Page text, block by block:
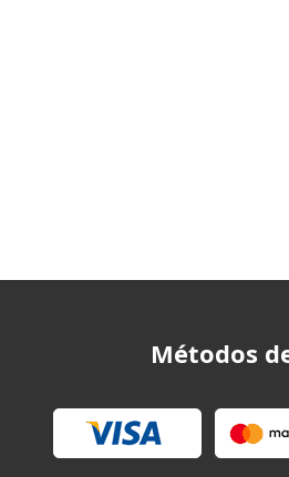
Métodos